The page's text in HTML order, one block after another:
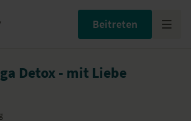
Beitreten
Detox - mit Liebe